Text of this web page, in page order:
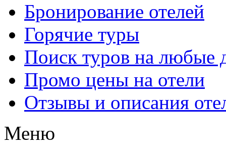
Бронирование отелей
Горячие туры
Поиск туров на любые
Промо цены на отели
Отзывы и описания
Меню